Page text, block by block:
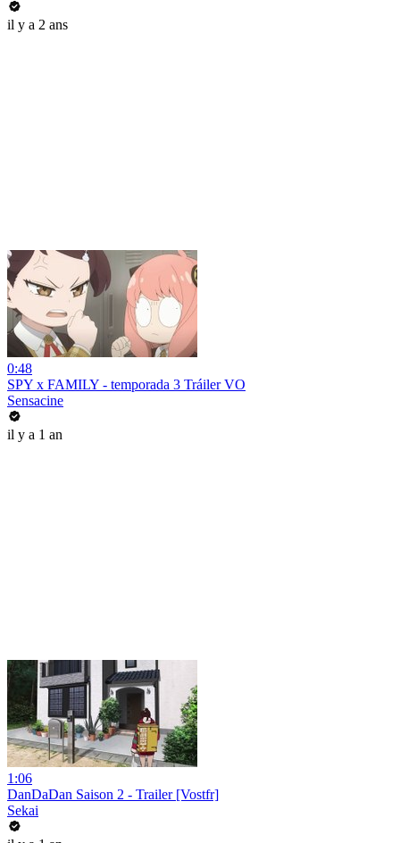
il y a 2 ans
0:48
SPY x FAMILY - temporada 3 Tráiler VO
Sensacine
il y a 1 an
1:06
DanDaDan Saison 2 - Trailer [Vostfr]
Sekai